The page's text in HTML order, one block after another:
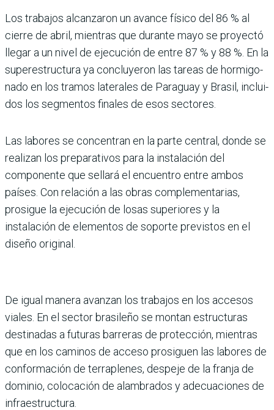
Los trabajos alcanzaron un avance físico del 86 % al
cie­rre de abril, mientras que durante mayo se proyectó
llegar a un nivel de ejecución de entre 87 % y 88 %. En la
superestructura ya conclu­yeron las tareas de hormigo­
nado en los tramos laterales de Paraguay y Brasil, inclui­
dos los segmentos finales de esos sectores.
Las labores se concentran en la parte cen­tral, donde se
realizan los preparativos para la insta­lación del
componente que sellará el encuentro entre ambos
países. Con relación a las obras complementarias,
prosigue la ejecución de losas superiores y la
instalación de elementos de soporte previs­tos en el
diseño original.
De igual manera avanzan los trabajos en los accesos
via­les. En el sector brasileño se montan estructuras
destina­das a futuras barreras de pro­tección, mientras
que en los caminos de acceso prosiguen las labores de
conformación de terraplenes, despeje de la franja de
dominio, colocación de alambrados y adecuacio­nes de
infraestructura.